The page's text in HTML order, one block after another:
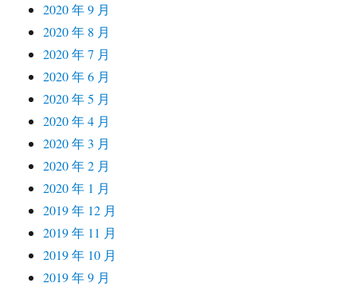
2020 年 9 月
2020 年 8 月
2020 年 7 月
2020 年 6 月
2020 年 5 月
2020 年 4 月
2020 年 3 月
2020 年 2 月
2020 年 1 月
2019 年 12 月
2019 年 11 月
2019 年 10 月
2019 年 9 月